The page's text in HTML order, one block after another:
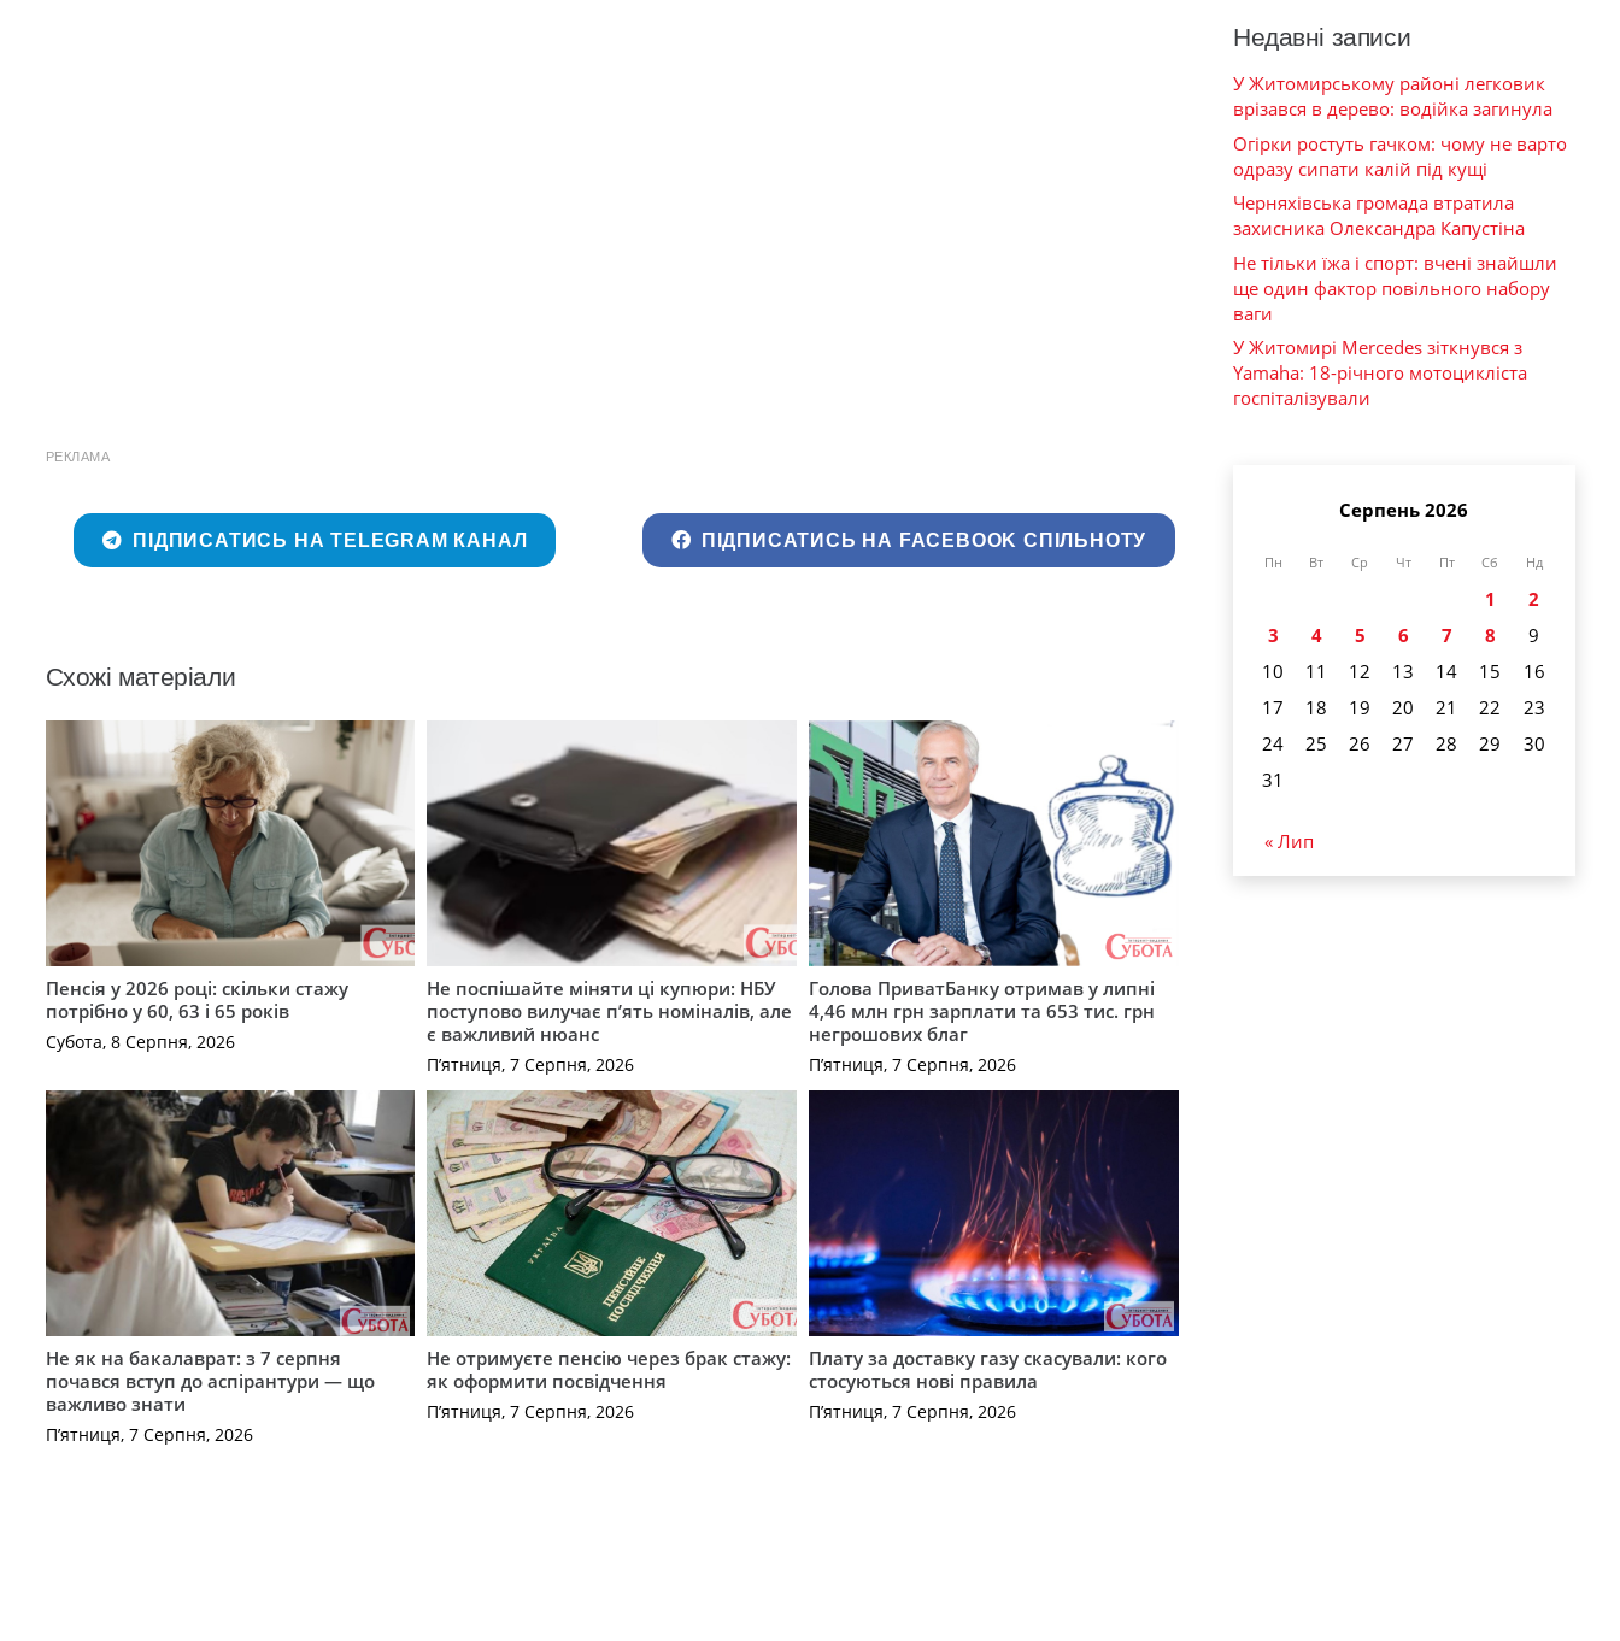
РЕКЛАМА
ПІДПИСАТИСЬ НА TELEGRAM КАНАЛ ПІДПИСАТИСЬ НА FACEBOOK СПІЛЬНОТУ
Схожі матеріали
Пенсія у 2026 році: скільки стажу
потрібно у 60, 63 і 65 років
Субота, 8 Серпня, 2026
Не поспішайте міняти ці купюри: НБУ
поступово вилучає п’ять номіналів, але
є важливий нюанс
П’ятниця, 7 Серпня, 2026
Голова ПриватБанку отримав у липні
4,46 млн грн зарплати та 653 тис. грн
негрошових благ
П’ятниця, 7 Серпня, 2026
Не як на бакалаврат: з 7 серпня
почався вступ до аспірантури — що
важливо знати
П’ятниця, 7 Серпня, 2026
Не отримуєте пенсію через брак стажу:
як оформити посвідчення
П’ятниця, 7 Серпня, 2026
Плату за доставку газу скасували: кого
стосуються нові правила
П’ятниця, 7 Серпня, 2026
Недавні записи
У Житомирському районі легковик
врізався в дерево: водійка загинула
Огірки ростуть гачком: чому не варто
одразу сипати калій під кущі
Черняхівська громада втратила
захисника Олександра Капустіна
Не тільки їжа і спорт: вчені знайшли
ще один фактор повільного набору
ваги
У Житомирі Mercedes зіткнувся з
Yamaha: 18-річного мотоцикліста
госпіталізували
Серпень 2026
Пн Вт Ср Чт Пт Сб Нд
1
2
3
4 5 6 7 8
9
10
11 12 13 14 15
16
17
18 19 20 21 22
23
24
25 26 27 28 29
30
31
« Лип